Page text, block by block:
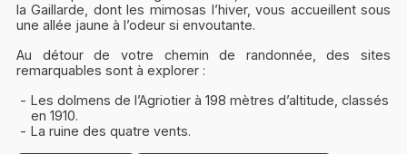
la Gaillarde, dont les mimosas l’hiver, vous accueillent sous
une allée jaune à l’odeur si envoutante.
Au détour de votre chemin de randonnée, des sites
remarquables sont à explorer :
Les dolmens de l’Agriotier à 198 mètres d’altitude, classés
en 1910.
La ruine des quatre vents.